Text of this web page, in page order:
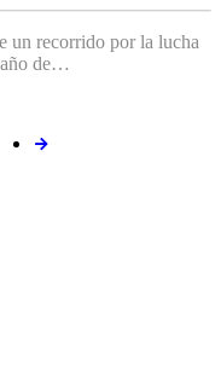
un recorrido por la lucha
año de…